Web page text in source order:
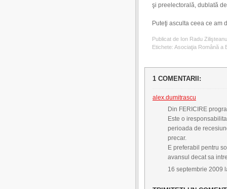
şi preelectorală, dublată
Puteţi asculta ceea ce am
Publicat de Ion Radu Zilişteanu
Etichete: Asociaţia Română a
1 COMENTARII:
alex.dumitrascu
Din FERICIRE
Este o
perioada de
precar.
E preferabil pentru
avansul decat sa
16 septembrie 2009